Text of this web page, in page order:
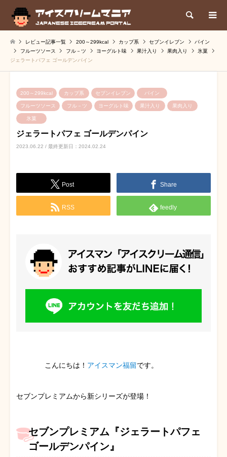
検索
レビュー記事一覧 200～299kcal カップ系 セブンイレブン
パイン
フルーツソース
フル－ツ ヨーグルト味 果汁入り 果肉入り
氷菓
ジェラートパフェ ゴールデンパイン
200～299kcal カップ系 セブンイレブン パイン
フルーツソース フル－ツ ヨーグルト味 果汁入り 果肉入り
氷菓
ジェラートパフェ ゴールデンパイン
2023.06.22 / 最終更新日：2024.02.24
Post Share
RSS feedly
こんにちは！ アイスマン福留です。
セブンプレミアムから新シリーズが登場！
セブンプレミアム『ジェラートパフェ
ゴールデンパイン』